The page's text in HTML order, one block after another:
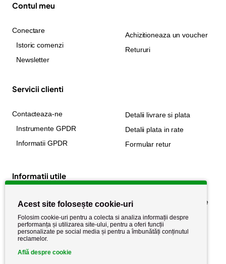
Contul meu
Conectare
Istoric comenzi
Newsletter
Achizitioneaza un voucher
Retururi
Servicii clienti
Contacteaza-ne
Instrumente GPDR
Informatii GPDR
Detalii livrare si plata
Detalii plata in rate
Formular retur
Informatii utile
Despre noi
Stiri si noutati
Politica de cookie
Politica de confidențialitate
Politica de retur
Termeni si conditii
Acest site folosește cookie-uri
Folosim cookie-uri pentru a colecta si analiza informații despre
performanța și utilizarea site-ului, pentru a oferi funcții
personalizate pe social media și pentru a îmbunătăți conținutul
reclamelor.
Află despre cookie